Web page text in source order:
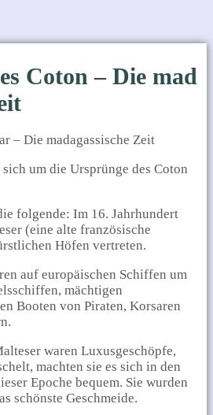
Coton – Die mad
– Die madagassische Zeit
um die Ursprünge des Coton
folgende: Im 16. Jahrhundert
(eine alte französische
Höfen vertreten.
auf europäischen Schiffen um
mächtigen
Booten von Piraten, Korsaren
waren Luxusgeschöpfe,
machten sie es sich in den
Epoche bequem. Sie wurden
schönste Geschmeide.